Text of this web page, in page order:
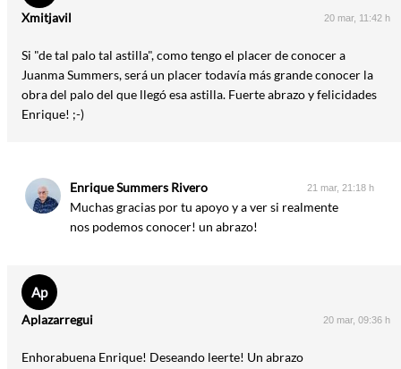
Xmitjavil 20 mar, 11:42 h
Si "de tal palo tal astilla", como tengo el placer de conocer a
Juanma Summers, será un placer todavía más grande conocer la
obra del palo del que llegó esa astilla. Fuerte abrazo y felicidades
Enrique! ;-)
Enrique Summers Rivero 21 mar, 21:18 h
Muchas gracias por tu apoyo y a ver si realmente
nos podemos conocer! un abrazo!
Ap
Aplazarregui 20 mar, 09:36 h
Enhorabuena Enrique! Deseando leerte! Un abrazo